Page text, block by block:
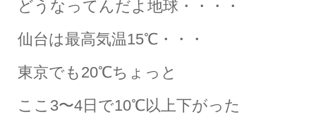
どうなってんだよ地球・・・・
仙台は最高気温15℃・・・
東京でも20℃ちょっと
ここ3〜4日で10℃以上下がった